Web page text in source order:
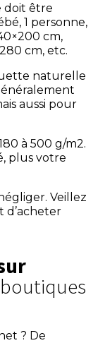
doit être
1 personne,
cm,
cm, etc.
naturelle
aussi pour
à 500 g/m2.
plus votre
Veillez
d’acheter
? De